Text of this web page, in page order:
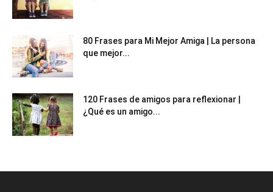
80 Frases para Mi Mejor Amiga | La persona
que mejor...
120 Frases de amigos para reflexionar |
¿Qué es un amigo...